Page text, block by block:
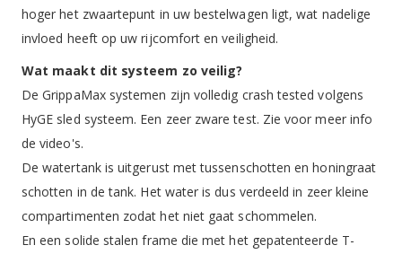
hoger het zwaartepunt in uw bestelwagen ligt, wat nadelige
invloed heeft op uw rijcomfort en veiligheid.
Wat maakt dit systeem zo veilig?
De GrippaMax systemen zijn volledig crash tested volgens
HyGE sled systeem. Een zeer zware test. Zie voor meer info
de video's.
De watertank is uitgerust met tussenschotten en honingraat
schotten in de tank. Het water is dus verdeeld in zeer kleine
compartimenten zodat het niet gaat schommelen.
En een solide stalen frame die met het gepatenteerde T-